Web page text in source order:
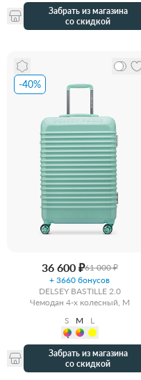
Забрать из магазина
со скидкой
-40%
36 600 ₽61 000 ₽
+ 3660 бонусов
DELSEY BASTILLE 2.0
Чемодан 4-х колесный, M
S
M L
Забрать из магазина
со скидкой